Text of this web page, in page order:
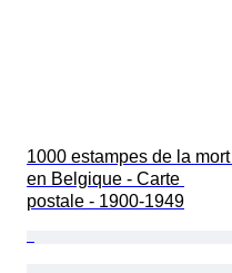
1000 estampes de la mort
en Belgique - Carte
postale - 1900-1949